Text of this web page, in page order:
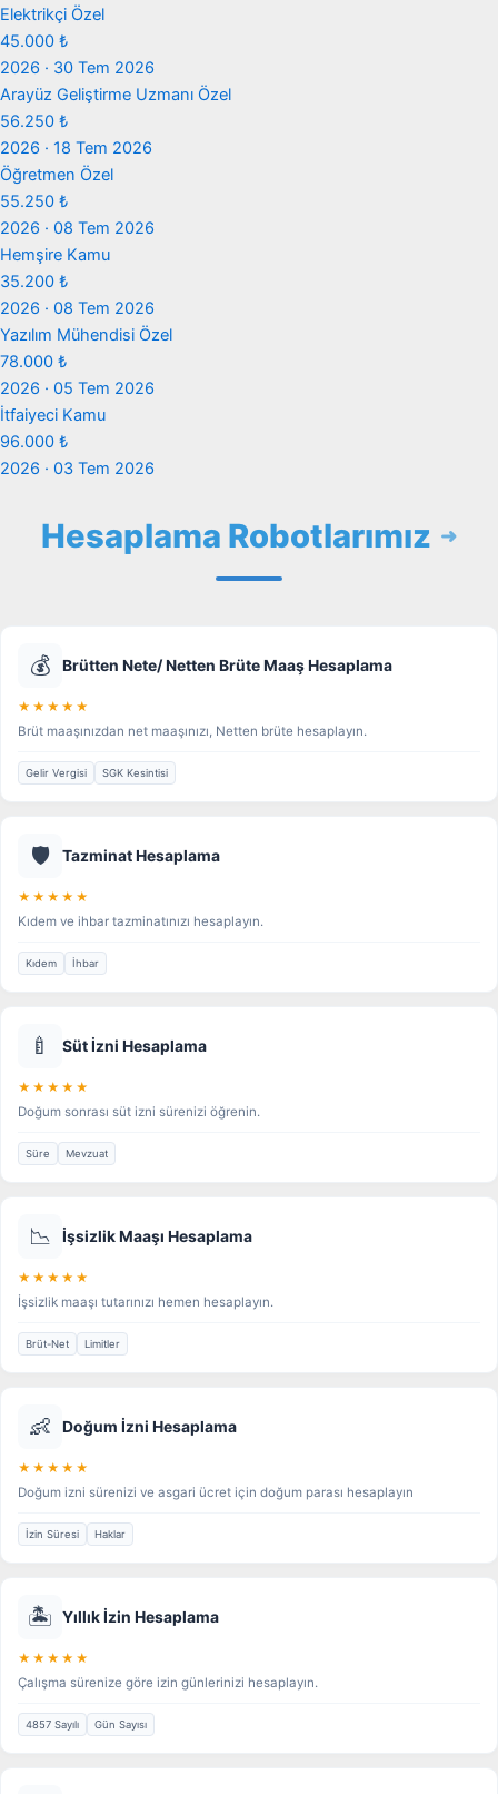
Elektrikçi Özel
45.000 ₺
2026 · 30 Tem 2026
Arayüz Geliştirme Uzmanı Özel
56.250 ₺
2026 · 18 Tem 2026
Öğretmen Özel
55.250 ₺
2026 · 08 Tem 2026
Hemşire Kamu
35.200 ₺
2026 · 08 Tem 2026
Yazılım Mühendisi Özel
78.000 ₺
2026 · 05 Tem 2026
İtfaiyeci Kamu
96.000 ₺
2026 · 03 Tem 2026
Hesaplama Robotlarımız
💰 Brütten Nete/ Netten Brüte Maaş Hesaplama
★★★★★
Brüt maaşınızdan net maaşınızı, Netten brüte hesaplayın.
Gelir Vergisi SGK Kesintisi
🛡️ Tazminat Hesaplama
★★★★★
Kıdem ve ihbar tazminatınızı hesaplayın.
Kıdem İhbar
🍼 Süt İzni Hesaplama
★★★★★
Doğum sonrası süt izni sürenizi öğrenin.
Süre Mevzuat
📉 İşsizlik Maaşı Hesaplama
★★★★★
İşsizlik maaşı tutarınızı hemen hesaplayın.
Brüt-Net Limitler
👶 Doğum İzni Hesaplama
★★★★★
Doğum izni sürenizi ve asgari ücret için doğum parası hesaplayın
İzin Süresi Haklar
🏝️ Yıllık İzin Hesaplama
★★★★★
Çalışma sürenize göre izin günlerinizi hesaplayın.
4857 Sayılı Gün Sayısı